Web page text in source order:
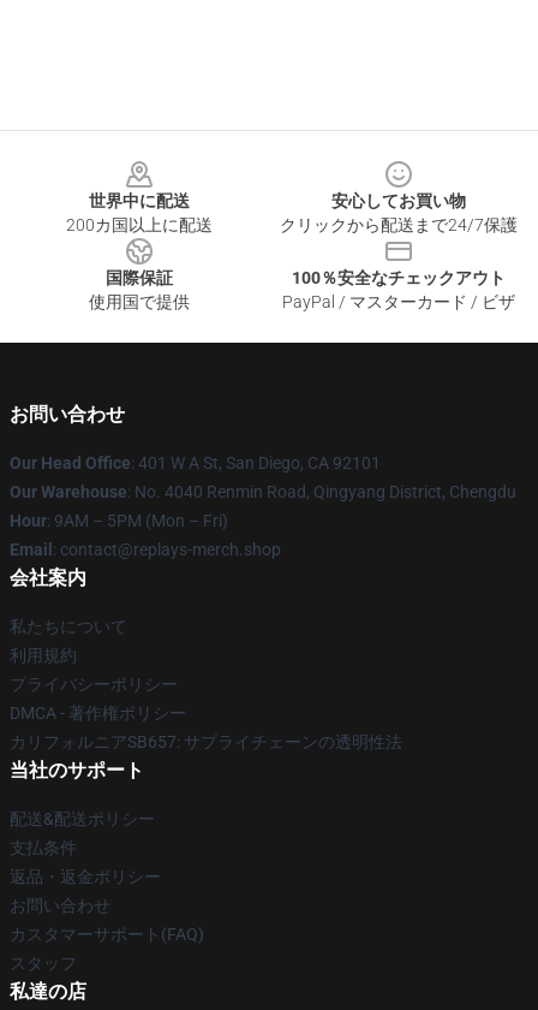
世界中に配送
200カ国以上に配送
安心してお買い物
クリックから配送まで24/7保護
国際保証
使用国で提供
100％安全なチェックアウト
PayPal / マスターカード / ビザ
お問い合わせ
Our Head Office: 401 W A St, San Diego, CA 92101
Our Warehouse: No. 4040 Renmin Road, Qingyang District, Chengdu
Hour: 9AM – 5PM (Mon – Fri)
Email : contact@replays-merch.shop
会社案内
私たちについて
利用規約
プライバシーポリシー
DMCA - 著作権ポリシー
カリフォルニアSB657: サプライチェーンの透明性法
当社のサポート
配送&配送ポリシー
支払条件
返品・返金ポリシー
お問い合わせ
カスタマーサポート(FAQ)
スタッフ
私達の店